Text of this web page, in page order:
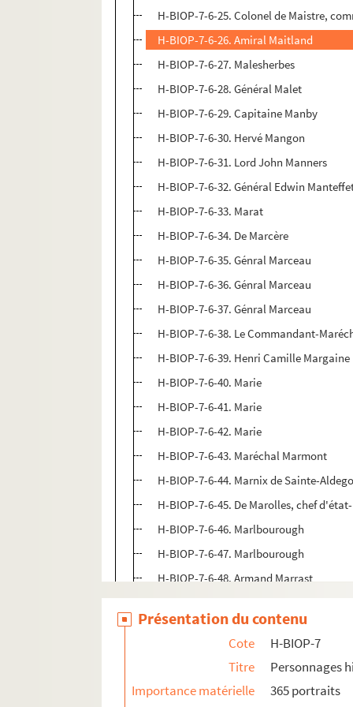
H-BIOP-7-6-25. Colonel de Maistre,
H-BIOP-7-6-26. Amiral Maitland
H-BIOP-7-6-27. Malesherbes
H-BIOP-7-6-28. Général Malet
H-BIOP-7-6-29. Capitaine Manby
H-BIOP-7-6-30. Hervé Mangon
H-BIOP-7-6-31. Lord John Manners
H-BIOP-7-6-32. Général Edwin
H-BIOP-7-6-33. Marat
H-BIOP-7-6-34. De Marcère
H-BIOP-7-6-35. Génral Marceau
H-BIOP-7-6-36. Génral Marceau
H-BIOP-7-6-37. Génral Marceau
H-BIOP-7-6-38. Le Commandant-
H-BIOP-7-6-39. Henri Camille Margaine
H-BIOP-7-6-40. Marie
H-BIOP-7-6-41. Marie
H-BIOP-7-6-42. Marie
H-BIOP-7-6-43. Maréchal Marmont
H-BIOP-7-6-44. Marnix de Sainte-
H-BIOP-7-6-45. De Marolles, chef
H-BIOP-7-6-46. Marlbourough
H-BIOP-7-6-47. Marlbourough
H-BIOP-7-6-48. Armand Marrast
H-BIOP-7-6-49. Armand Marrast
H-BIOP-7-6-50. Jean-Baptiste Sylvère
H-BIOP-7-6-51. Général Martin
H-BIOP-7-6-52. Martinet
H-BIOP-7-6-53. Marty, ministre du
Présentation du contenu
Cote
H-BIOP-7
Titre
Personnages
Importance matérielle
365 portraits